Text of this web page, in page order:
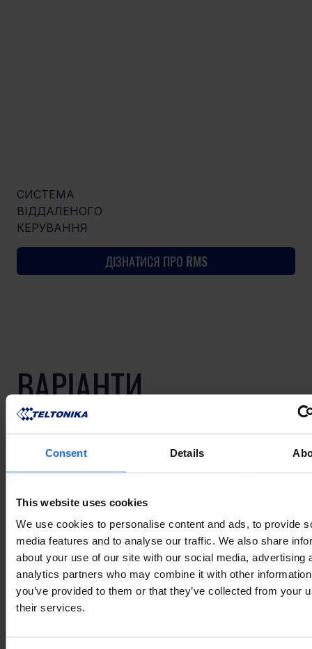
Consent Details
This website uses cookies
We use cookies to personalise content and ads, to provide
media features and to analyse our traffic. We also share
about your use of our site with our social media, advertising
analytics partners who may combine it with other
you’ve provided to them or that they’ve collected from your
their services.
СИСТЕМА
ВІДДАЛЕНОГО
КЕРУВАННЯ
ДІЗНАТИСЯ ПРО RMS
ВАРІАНТИ
ВИКОРИСТАННЯ
ВАРІАНТИ ВИКОРИСТАННЯ